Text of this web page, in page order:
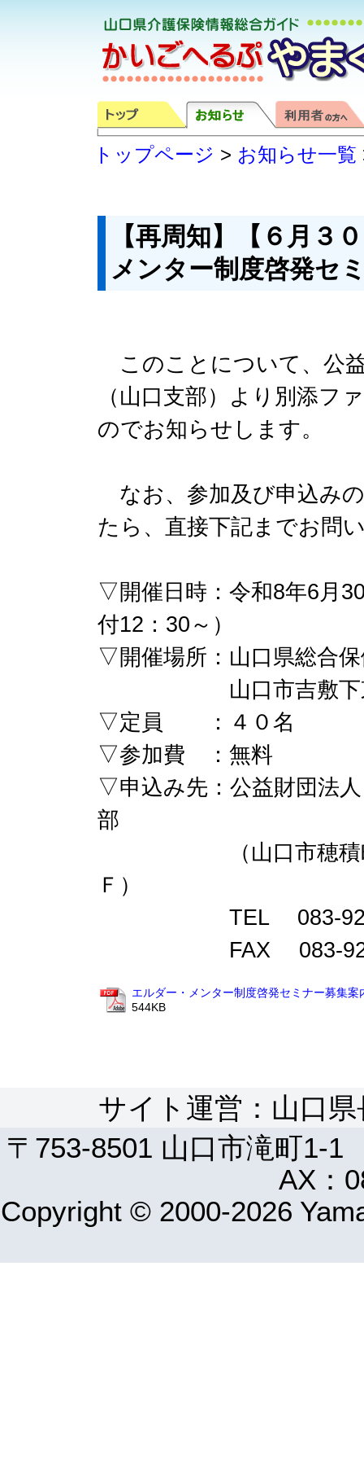
トップページ > お知らせ一覧
【再周知】【６月３
メンター制度啓発セ
このことについて、公
（山口支部）より別添フ
のでお知らせします。
なお、参加及び申込み
たら、直接下記までお問
▽開催日時：令和8年6月
付12：30～）
▽開催場所：山口県総合
山口市吉敷下東三
▽定員 ：４０名
▽参加費 ：無料
▽申込み先：公益財団法
部
（山口市穂積町１
Ｆ）
TEL 083-920-
FAX 083-920-
エルダー・メンター制度啓発セミナー募集案
544KB
サイト運営：山口
〒753-8501 山口市滝町1-
AX：
Copyright © 2000-2026